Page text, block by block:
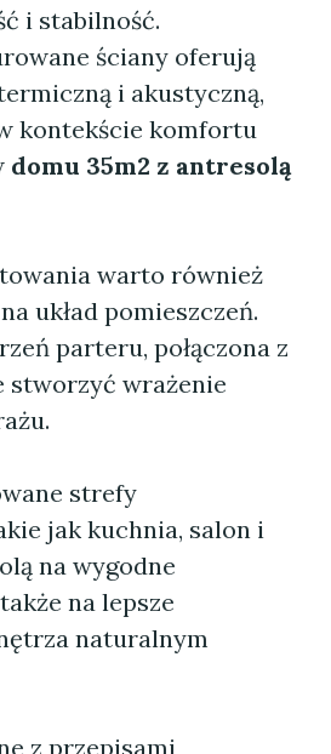
i stabilność.
ściany oferują
i akustyczną,
kontekście komfortu
domu 35m2 z antresolą
warto również
układ pomieszczeń.
parteru, połączona z
stworzyć wrażenie
strefy
jak kuchnia, salon i
na wygodne
na lepsze
naturalnym
z przepisami